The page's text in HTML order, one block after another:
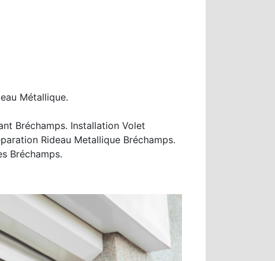
Métallique.
Bréchamps. Installation Volet
Rideau Metallique Bréchamps.
Bréchamps.